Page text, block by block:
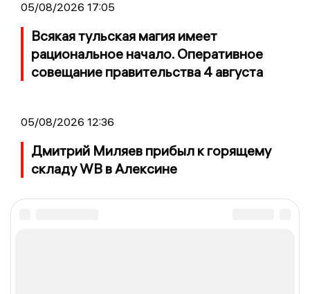
05/08/2026 17:05
Всякая тульская магия имеет
рациональное начало. Оперативное
совещание правительства 4 августа
05/08/2026 12:36
Дмитрий Миляев прибыл к горящему
складу WB в Алексине